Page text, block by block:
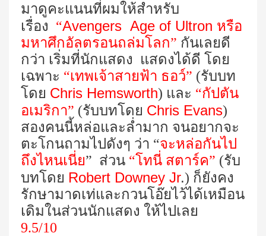
มาดูคะแนนที่ผมให้สำหรับ
เรื่อง “Avengers Age of Ultron หรือ
มหาศึกอัลตรอนถล่มโลก” กันเลยดี
กว่า เริ่มที่นักแสดง แสดงได้ดี โดย
เฉพาะ “เทพเจ้าสายฟ้า ธอว์” (รับบท
โดย Chris Hemsworth) และ “กัปตัน
อเมริกา” (รับบทโดย Chris Evans)
สองคนนี้หล่อและล่ำมาก จนอยากจะ
ตะโกนถามไปดังๆ ว่า “จะหล่อกันไป
ถึงไหนเนี่ย” ส่วน “โทนี่ สตาร์ค” (รับ
บทโดย Robert Downey Jr.) ก็ยังคง
รักษามาดเท่และกวนโอ๊ยไว้ได้เหมือน
เดิมในส่วนนักแสดง ให้ไปเลย
9.5/10